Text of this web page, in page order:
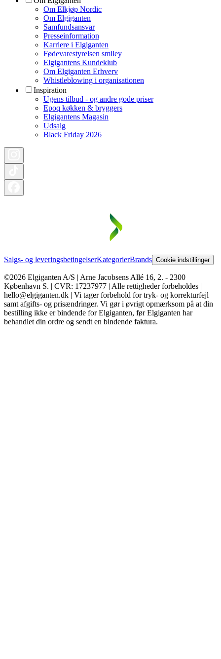
Om Elkjøp Nordic
Om Elgiganten
Samfundsansvar
Presseinformation
Karriere i Elgiganten
Fødevarestyrelsen smiley
Elgigantens Kundeklub
Om Elgiganten Erhverv
Whistleblowing i organisationen
Inspiration
Ugens tilbud - og andre gode priser
Epoq køkken & bryggers
Elgigantens Magasin
Udsalg
Black Friday 2026
Salgs- og leveringsbetingelserKategorierBrands Cookie indstillinger
©2026 Elgiganten A/S | Arne Jacobsens Allé 16, 2. - 2300
København S. | CVR: 17237977 | Alle rettigheder forbeholdes |
hello@elgiganten.dk | Vi tager forbehold for tryk- og korrekturfejl
samt afgifts- og prisændringer. Vi gør i øvrigt opmærksom på at din
bestilling ikke er bindende for Elgiganten, før Elgiganten har
behandlet din ordre og sendt en bindende faktura.